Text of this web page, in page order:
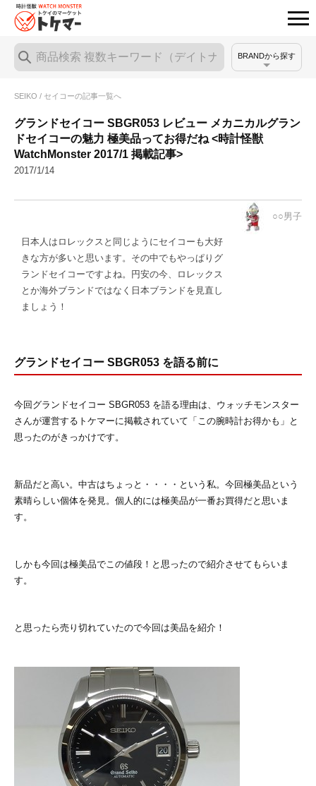
BRANDから探す
SEIKO / セイコーの記事一覧へ
グランドセイコー SBGR053 レビュー メカニカルグラン
ドセイコーの魅力 極美品ってお得だね <時計怪獣
WatchMonster 2017/1 掲載記事>
2017/1/14
○○男子
日本人はロレックスと同じようにセイコーも大好
きな方が多いと思います。その中でもやっぱりグ
ランドセイコーですよね。円安の今、ロレックス
とか海外ブランドではなく日本ブランドを見直し
ましょう！
グランドセイコー SBGR053 を語る前に
今回グランドセイコー SBGR053 を語る理由は、ウォッチモンスター
さんが運営するトケマーに掲載されていて「この腕時計お得かも」と
思ったのがきっかけです。
新品だと高い。中古はちょっと・・・・という私。今回極美品という
素晴らしい個体を発見。個人的には極美品が一番お買得だと思いま
す。
しかも今回は極美品でこの値段！と思ったので紹介させてもらいま
す。
と思ったら売り切れていたので今回は美品を紹介！